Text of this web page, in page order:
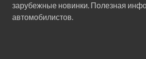
зарубежные новинки. Полезная
автомобилистов.